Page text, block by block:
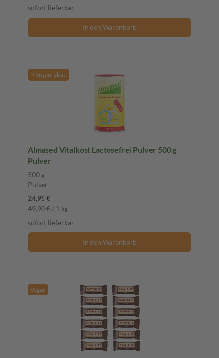
sofort lieferbar
In den Warenkorb
Mengenrabatt
Almased Vitalkost Lactosefrei Pulver 500 g
Pulver
500 g
Pulver
24,95 €
49,90 € / 1 kg
sofort lieferbar
In den Warenkorb
Vegan